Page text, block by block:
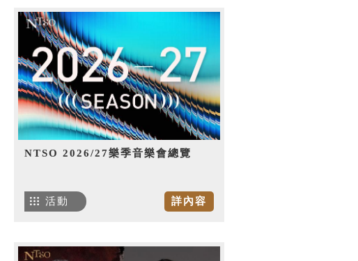
NTSO 2026/27樂季音樂會總覽
詳內容
活動